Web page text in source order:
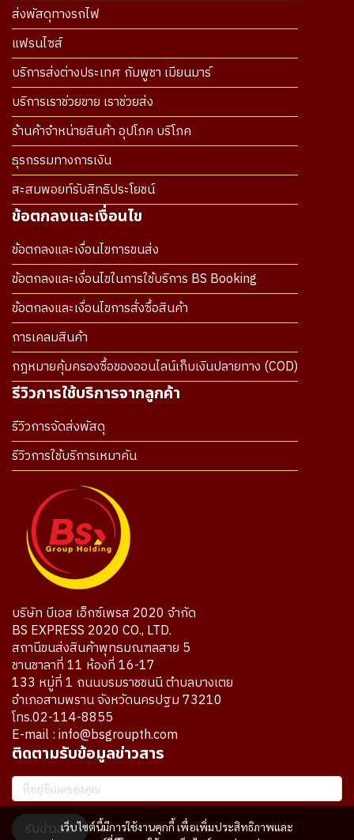
เว็บไซต์นี้มีการใช้งานคุกกี้ เพื่อเพิ่มประสิทธิภาพและ
ส่งพัสดุทางรถไฟ
แฟรนไซส์
บริการส่งต่างประเทศ กัมพูชา เมียนมาร์
บริการเราช่วยขาย เราช่วยส่ง
ร้านค้าจำหน่ายสินค้า อุปโภค บริโภค
ธุรกรรมทางการเงิน
สะสมพอยท์รับสิทธิประโยชน์
ข้อตกลงและเงื่อนไข
ข้อตกลงและเงื่อนไขการขนส่ง
ข้อตกลงและเงื่อนไขในการใช้บริการ BS Booking
ข้อตกลงและเงื่อนไขการสั่งซื้อสินค้า
การเคลมสินค้า
กฎหมายคุ้มครองซื้อของออนไลน์เก็บเงินปลายทาง (COD)
รีวิวการใช้บริการจากลูกค้า
รีวิวการจัดส่งพัสดุ
รีวิวการใช้บริการเหมาคัน
บริษัท บีเอส เอ็กซ์เพรส 2020 จำกัด
BS EXPRESS 2020 CO., LTD.
สถานีขนส่งสินค้าพุทธมณฑลสาย 5
ชานชาลาที่ 11 ห้องที่ 16-17
133 หมู่ที่ 1 ถนนบรมราชชนนี ตำบลบางเตย
อำเภอสามพราน จังหวัดนครปฐม 73210
โทร.02-114-8855
E-mail : info@bsgroupth.com
ติดตามรับข้อมูลข่าวสาร
รับข่าวสาร